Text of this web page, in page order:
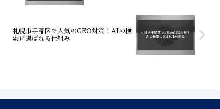
札幌市手稲区で人気のGEO対策！AIの検
索に選ばれる仕組み